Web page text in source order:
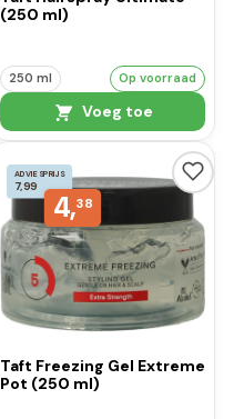
(250 ml)
250 ml Op voorraad
Voeg toe
ADVIESPRIJS
7,99
4,38
Taft Freezing Gel Extreme
Pot (250 ml)